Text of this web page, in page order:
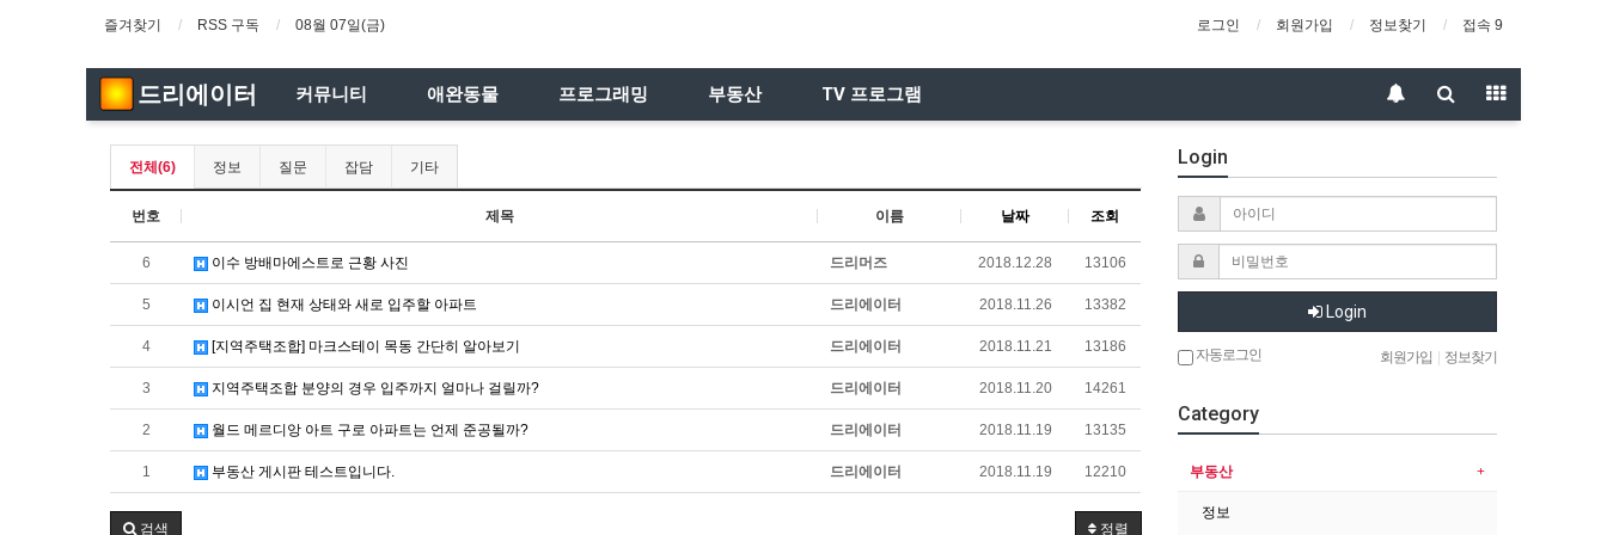
즐겨찾기 RSS 구독 08월 07일(금) 로그인 회원가입 정보찾기 접속 9
드리에이터 커뮤니티 애완동물 프로그래밍 부동산 TV 프로그램
전체(6) 정보 질문 잡담 기타
번호 제목 이름 날짜 조회
6 이수 방배마에스트로 근황 사진 드리머즈 2018.12.28 13106
5 이시언 집 현재 상태와 새로 입주할 아파트 드리에이터 2018.11.26 13382
4 [지역주택조합] 마크스테이 목동 간단히 알아보기 드리에이터 2018.11.21 13186
3 지역주택조합 분양의 경우 입주까지 얼마나 걸릴까? 드리에이터 2018.11.20 14261
2 월드 메르디앙 아트 구로 아파트는 언제 준공될까? 드리에이터 2018.11.19 13135
1 부동산 게시판 테스트입니다. 드리에이터 2018.11.19 12210
정렬
검색
Login
Login
자동로그인 회원가입 정보찾기
Category
부동산
정보